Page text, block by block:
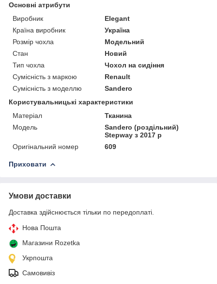
Основні атрибути
Виробник
Elegant
Країна виробник
Україна
Розмір чохла
Модельний
Стан
Новий
Тип чохла
Чохол на сидіння
Сумісність з маркою
Renault
Сумісність з моделлю
Sandero
Користувальницькі характеристики
Матеріал
Тканина
Модель
Sandero (роздільний)
Stepway з 2017 р
Оригінальний номер
609
Приховати
Умови доставки
Доставка здійснюється тільки по передоплаті.
Нова Пошта
Магазини Rozetka
Укрпошта
Самовивіз